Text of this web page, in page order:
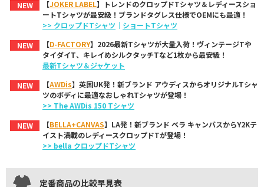
NEW
【JOKER LABEL】トレンドのクロップドTシャツ＆レディースショ
ートTシャツが最安級！ブランドタグレス仕様でOEMにも最適！
>> クロップドTシャツ ｜ ショートTシャツ
NEW
【D-FACTORY】2026最新Tシャツが大量入荷！ヴィンテージTや
タイダイT、キレイめシルクタッチTなど1枚から最安級！
最新Tシャツ＆ジャケット
NEW
【AWDis】英国UK発！新ブランド アウディスからオリジナルTシャ
ツのボディに最適なおしゃれTシャツが登場！
>> The AWDis 150 Tシャツ
NEW
【BELLA+CANVAS】LA発！新ブランド ベラ キャンバスからY2Kテ
イスト満載のレディースクロップドTが登場！
>> bella クロップドTシャツ
定番商品の比較早見表